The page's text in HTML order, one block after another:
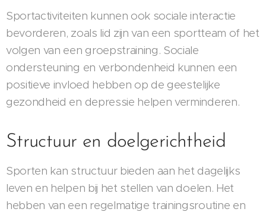
Sportactiviteiten kunnen ook sociale interactie
bevorderen, zoals lid zijn van een sportteam of het
volgen van een groepstraining. Sociale
ondersteuning en verbondenheid kunnen een
positieve invloed hebben op de geestelijke
gezondheid en depressie helpen verminderen.
Structuur en doelgerichtheid
Sporten kan structuur bieden aan het dagelijks
leven en helpen bij het stellen van doelen. Het
hebben van een regelmatige trainingsroutine en